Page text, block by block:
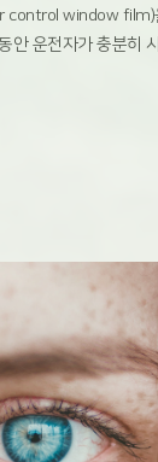
control window film)
안 운전자가 충분히